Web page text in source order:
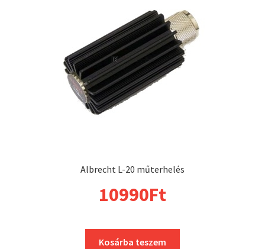
Albrecht L-20 műterhelés
10990Ft
Kosárba teszem